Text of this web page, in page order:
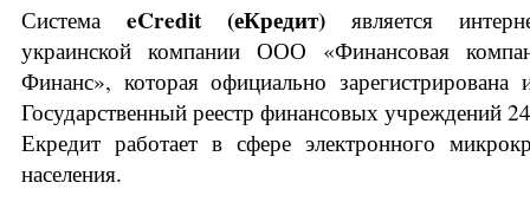
Система eCredit (еКредит)
является
украинской компании ООО «Финансовая
Финанс», которая официально зарегистрирована
Государственный реестр финансовых учреждений
Екредит работает в сфере электронного
населения.